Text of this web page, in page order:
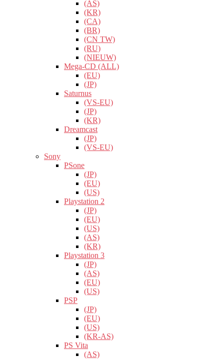
(AS)
(KR)
(CA)
(BR)
(CN TW)
(RU)
(NIEUW)
Mega-CD (ALL)
(EU)
(JP)
Saturnus
(VS-EU)
(JP)
(KR)
Dreamcast
(JP)
(VS-EU)
Sony
PSone
(JP)
(EU)
(US)
Playstation 2
(JP)
(EU)
(US)
(AS)
(KR)
Playstation 3
(JP)
(AS)
(EU)
(US)
PSP
(JP)
(EU)
(US)
(KR-AS)
PS Vita
(AS)